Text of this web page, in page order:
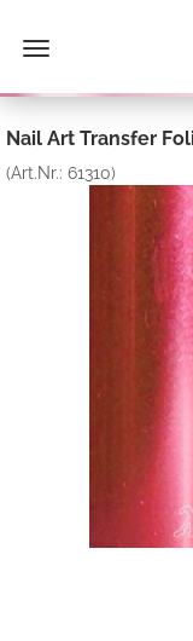
Nail Art Transfer
(Art.Nr.: 61310)